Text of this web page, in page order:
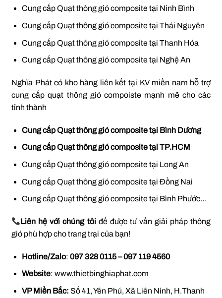
Cung cấp Quạt thông gió composite tại Ninh Bình
Cung cấp Quạt thông gió composite tại Thái Nguyên
Cung cấp Quạt thông gió composite tại Thanh Hóa
Cung cấp Quạt thông gió composite tại Nghệ An
Nghĩa Phát có kho hàng liên kết tại KV miền nam hỗ trợ
cung cấp quạt thông gió compoiste mạnh mẽ cho các
tỉnh thành
Cung cấp Quạt thông gió composite tại Bình Dương
Cung cấp Quạt thông gió composite tại TP.HCM
Cung cấp Quạt thông gió composite tại Long An
Cung cấp Quạt thông gió composite tại Đồng Nai
Cung cấp Quạt thông gió composite tại Bình Phước…
Liên hệ với chúng tôiđể được tư vấn giải pháp thông
gió phù hợp cho trang trại của bạn!
Hotline/Zalo: 097 328 0115 – 097 119 4560
Website: www.thietbinghiaphat.com
VP Miền Bắc: Số 41, Yên Phú, Xã Liên Ninh, H.Thanh